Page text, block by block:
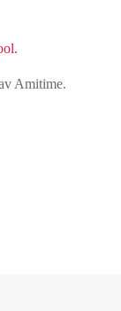
Amitime.